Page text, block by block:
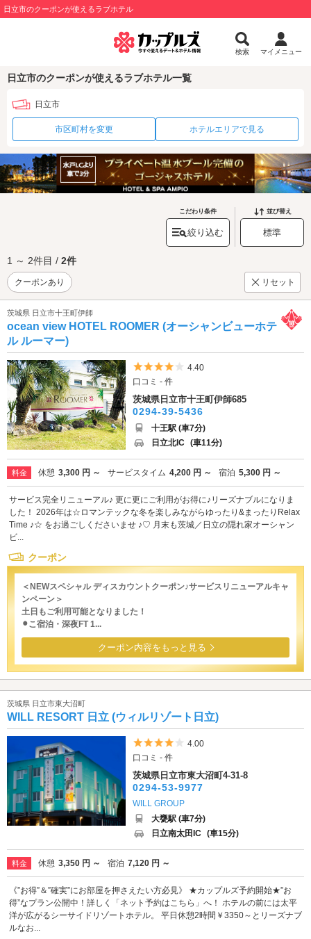
日立市のクーポンが使えるラブホテル
検索 マイメニュー
日立市のクーポンが使えるラブホテル一覧
日立市
市区町村を変更 ホテルエリアで見る
こだわり条件
絞り込む
並び替え
標準
1 ～ 2件目 / 2件
クーポンあり リセット
茨城県 日立市十王町伊師
ocean view HOTEL ROOMER (オーシャンビューホテ
ル ルーマー)
5つ星のうち4
4.40
口コミ - 件
茨城県日立市十王町伊師685
0294-39-5436
十王駅 (車7分)
日立北IC (車11分)
料金 休憩 3,300 円 ～ サービスタイム 4,200 円 ～ 宿泊 5,300 円 ～
サービス完全リニューアル♪ 更に更にご利用がお得に♪リーズナブルになりま
した！ 2026年は☆ロマンテックな冬を楽しみながらゆったり&まったりRelax
Time ♪☆ をお過ごしくださいませ ♪♡ 月末も茨城／日立の隠れ家オーシャン
ビ...
クーポン
＜NEWスペシャル ディスカウントクーポン♪サービスリニューアルキャ
ンペーン＞
土日もご利用可能となりました！
⚫︎こ宿泊・深夜FT 1...
クーポン内容をもっと見る
茨城県 日立市東大沼町
WILL RESORT 日立 (ウィルリゾート日立)
5つ星のうち4
4.00
口コミ - 件
茨城県日立市東大沼町4-31-8
0294-53-9977
WILL GROUP
大甕駅 (車7分)
日立南太田IC (車15分)
料金 休憩 3,350 円 ～ 宿泊 7,120 円 ～
《”お得”＆”確実”にお部屋を押さえたい方必見》 ★カップルズ予約開始★”お
得”なプラン公開中！詳しく「ネット予約はこちら」へ！ ホテルの前には太平
洋が広がるシーサイドリゾートホテル。 平日休憩2時間￥3350～とリーズナブ
ルなお...